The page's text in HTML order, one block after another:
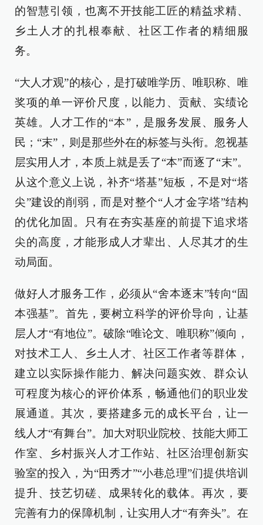
的智慧引领，也离不开技能工匠的精益求精、
乡土人才的扎根奉献、社区工作者的精细服
务。
“大人才观”的核心，是打破唯学历、唯职称、唯
奖项的单一评价尺度，以能力、贡献、实绩论
英雄。人才工作的“本”，是服务发展、服务人
民；“末”，则是那些外在的标签与头衔。忽视基
层实用人才，本质上就是丢了“本”而逐了“末”。
从这个意义上说，补齐“塔基”短板，不是对“塔
尖”建设的削弱，而是对整个“人才金字塔”结构
的优化加固。只有在夯实基座的前提下追求塔
尖的高度，才能形成人才辈出、人尽其才的生
动局面。
做好人才服务工作，必须从“舍本逐末”转向“固
本强基”。首先，要树立科学的评价导向，让基
层人才“有地位”。破除“唯论文、唯职称”倾向，
对技术工人、乡土人才、社区工作者等群体，
建立以实际操作能力、解决问题实效、群众认
可程度为核心的评价体系，畅通他们的职业发
展通道。其次，要搭建多元的成长平台，让一
线人才“有舞台”。加大对职业院校、技能大师工
作室、乡村振兴人才工作站、社区治理创新实
验室的投入，为“田秀才”“小巷总理”们提供培训
提升、技艺切磋、成果转化的载体。再次，要
完善有力的保障机制，让实用人才“有奔头”。在